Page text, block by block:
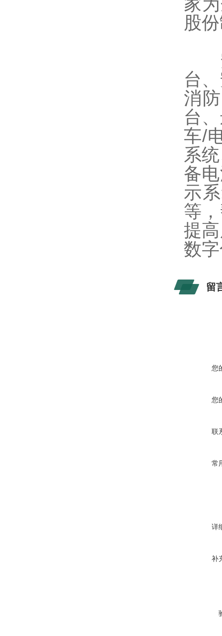
股
安
台
消
台
车/
系
备
示
等
提
数
留
您
您
联
常
详
补